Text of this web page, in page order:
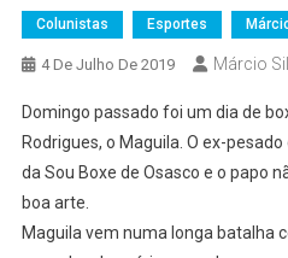
Colunistas Esportes
4 De Julho De 2019 Márcio
Domingo passado foi um dia de
Rodrigues, o Maguila. O ex-
da Sou Boxe de Osasco e o papo
boa arte.
Maguila vem numa longa batalha